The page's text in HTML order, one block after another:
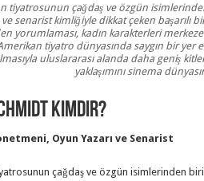
tiyatrosunun çağdaş ve özgün
senarist kimliğiyle dikkat çeken başarılı
yorumlaması, kadın karakterleri
tiyatro dünyasında saygın bir
uluslararası alanda daha geniş
yaklaşımını sinema
Kimdir?
Oyun Yazarı ve Senarist
çağdaş ve özgün isimlerinden